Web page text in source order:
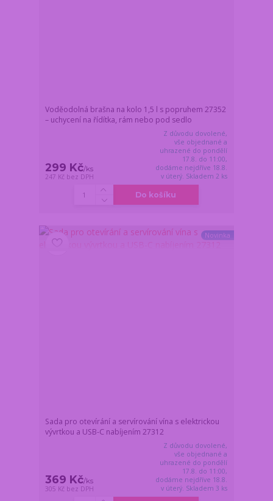
Voděodolná brašna na kolo 1,5 l s popruhem 27352
– uchycení na řídítka, rám nebo pod sedlo
299 Kč/ks
247 Kč bez DPH
Z důvodu dovolené,
vše objednané a
uhrazené do pondělí
17.8. do 11:00,
dodáme nejdříve 18.8.
v úterý. Skladem 2 ks
Do košíku
Novinka
Sada pro otevírání a servírování vína s elektrickou
vývrtkou a USB-C nabíjením 27312
369 Kč/ks
305 Kč bez DPH
Z důvodu dovolené,
vše objednané a
uhrazené do pondělí
17.8. do 11:00,
dodáme nejdříve 18.8.
v úterý. Skladem 3 ks